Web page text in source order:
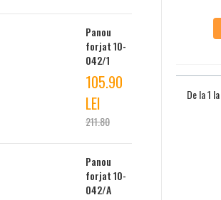
De la 1
Panou
forjat 10-
042/1
105.90
LEI
211.80
Panou
forjat 10-
042/A